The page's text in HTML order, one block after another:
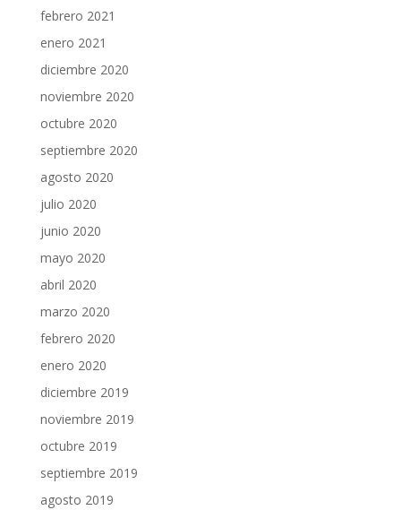
febrero 2021
enero 2021
diciembre 2020
noviembre 2020
octubre 2020
septiembre 2020
agosto 2020
julio 2020
junio 2020
mayo 2020
abril 2020
marzo 2020
febrero 2020
enero 2020
diciembre 2019
noviembre 2019
octubre 2019
septiembre 2019
agosto 2019